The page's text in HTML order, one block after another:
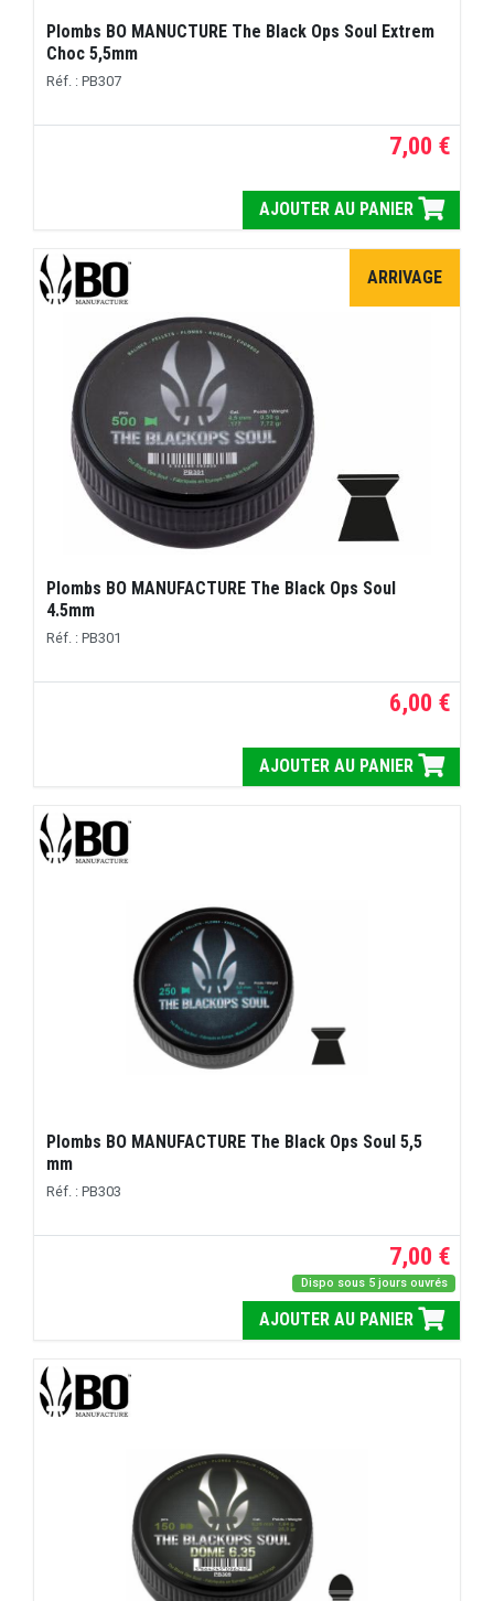
Plombs BO MANUCTURE The Black Ops Soul Extrem
Choc 5,5mm
Réf. : PB307
7,00 €
AJOUTER AU PANIER
ARRIVAGE
Plombs BO MANUFACTURE The Black Ops Soul
4.5mm
Réf. : PB301
6,00 €
AJOUTER AU PANIER
Plombs BO MANUFACTURE The Black Ops Soul 5,5
mm
Réf. : PB303
7,00 €
Dispo sous 5 jours ouvrés
AJOUTER AU PANIER